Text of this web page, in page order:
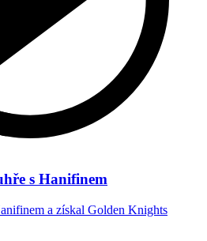
s Hanifinem
a získal Golden Knights